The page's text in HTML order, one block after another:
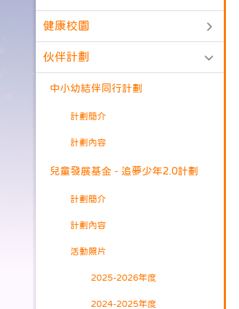
健康校園
伙伴計劃
中小幼結伴同行計劃
計劃簡介
計劃內容
兒童發展基金 - 追夢少年2.0計劃
計劃簡介
計劃內容
活動照片
2025-2026年度
2024-2025年度